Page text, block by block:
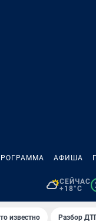
АФИША
СЕЙЧАС
+18°C
известно Разбор